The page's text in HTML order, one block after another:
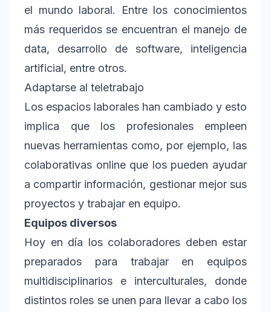
el mundo laboral. Entre los conocimientos
más requeridos se encuentran el manejo de
data, desarrollo de software, inteligencia
artificial, entre otros.
Adaptarse al teletrabajo
Los espacios laborales han cambiado y esto
implica que los profesionales empleen
nuevas herramientas como, por ejemplo, las
colaborativas online que los pueden ayudar
a compartir información, gestionar mejor sus
proyectos y trabajar en equipo.
Equipos diversos
Hoy en día los colaboradores deben estar
preparados para trabajar en equipos
multidisciplinarios e interculturales, donde
distintos roles se unen para llevar a cabo los